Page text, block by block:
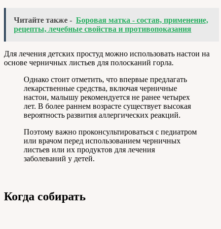
Читайте также - Боровая матка - состав, применение,
рецепты, лечебные свойства и противопоказания
Для лечения детских простуд можно использовать настои на
основе черничных листьев для полосканий горла.
Однако стоит отметить, что впервые предлагать
лекарственные средства, включая черничные
настои, малышу рекомендуется не ранее четырех
лет. В более раннем возрасте существует высокая
вероятность развития аллергических реакций.
Поэтому важно проконсультироваться с педиатром
или врачом перед использованием черничных
листьев или их продуктов для лечения
заболеваний у детей.
Когда собирать